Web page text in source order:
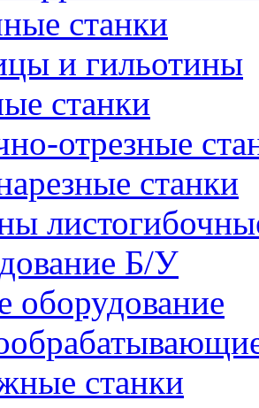
станки
и гильотины
станки
отрезные
станки
Б/У
оборудование
станки